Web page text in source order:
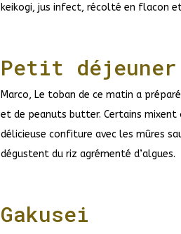
keikogi, jus infect, récolté en flacon
Petit déjeuner
Marco, Le toban de ce matin a
et de peanuts butter. Certains mixent
délicieuse confiture avec les mûres
dégustent du riz agrémenté d’algues.
Gakusei